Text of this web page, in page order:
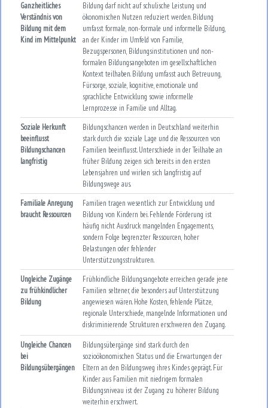
Ganzheitliches
Verständnis von
Bildung mit dem
Kind im Mittelpunkt
Bildung darf nicht auf schulische Leistung und
ökonomischen Nutzen reduziert werden. Bildung
umfasst formale, non-formale und informelle Bildung,
an der Kinder im Umfeld von Familie,
Bezugspersonen, Bildungsinstitutionen und non-
formalen Bildungsangeboten im gesellschaftlichen
Kontext teilhaben. Bildung umfasst auch Betreuung,
Fürsorge, soziale, kognitive, emotionale und
sprachliche Entwicklung sowie informelle
Lernprozesse in Familie und Alltag.
Soziale Herkunft
beeinflusst
Bildungschancen
langfristig
Bildungschancen werden in Deutschland weiterhin
stark durch die soziale Lage und die Ressourcen von
Familien beeinflusst. Unterschiede in der Teilhabe an
früher Bildung zeigen sich bereits in den ersten
Lebensjahren und wirken sich langfristig auf
Bildungswege aus.
Familiale Anregung
braucht Ressourcen
Familien tragen wesentlich zur Entwicklung und
Bildung von Kindern bei. Fehlende Förderung ist
häufig nicht Ausdruck mangelnden Engagements,
sondern Folge begrenzter Ressourcen, hoher
Belastungen oder fehlender
Unterstützungsstrukturen.
Ungleiche Zugänge
zu frühkindlicher
Bildung
Frühkindliche Bildungsangebote erreichen gerade jene
Familien seltener, die besonders auf Unterstützung
angewiesen wären. Hohe Kosten, fehlende Plätze,
regionale Unterschiede, mangelnde Informationen und
diskriminierende Strukturen erschweren den Zugang.
Ungleiche Chancen
bei
Bildungsübergängen
Bildungsübergänge sind stark durch den
sozioökonomischen Status und die Erwartungen der
Eltern an den Bildungsweg ihres Kindes geprägt. Für
Kinder aus Familien mit niedrigem formalen
Bildungsniveau ist der Zugang zu höherer Bildung
weiterhin erschwert.